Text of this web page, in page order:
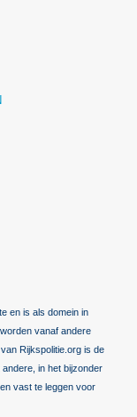
en is als domein in
vanaf andere
Rijkspolitie.org is de
in het bijzonder
vast te leggen voor